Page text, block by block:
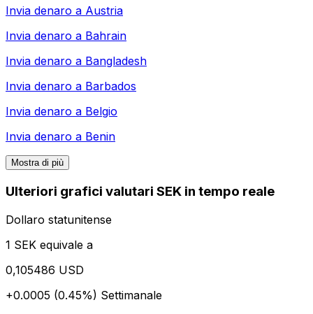
Invia denaro a Austria
Invia denaro a Bahrain
Invia denaro a Bangladesh
Invia denaro a Barbados
Invia denaro a Belgio
Invia denaro a Benin
Mostra di più
Ulteriori grafici valutari SEK in tempo reale
Dollaro statunitense
1 SEK equivale a
0,105486 USD
+0.0005 (0.45%) Settimanale